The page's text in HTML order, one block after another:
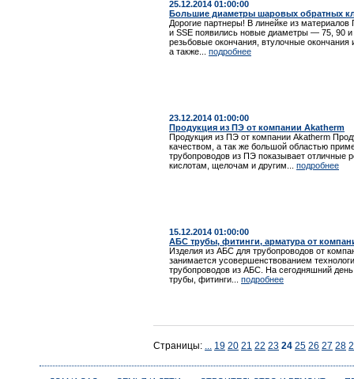
25.12.2014 01:00:00
Большие диаметры шаровых обратных
Дорогие партнеры! В линейке из
и SSE появились новые диаметры — 75, 90 и
резьбовые окончания, втулочные окончания
а также... подробнее
23.12.2014 01:00:00
Продукция из ПЭ от компании Akatherm
Продукция из ПЭ от компании Akatherm
качеством, а так же большой областью
трубопроводов из ПЭ показывает отличные
кислотам, щелочам и другим... подробнее
15.12.2014 01:00:00
АБС трубы, фитинги, арматура от
Изделия из АБС для трубопроводов от
занимается усовершенствованием
трубопроводов из АБС. На сегодняшний
трубы, фитинги... подробнее
Страницы: ... 19 20 21 22 23 24 25 26 27 28